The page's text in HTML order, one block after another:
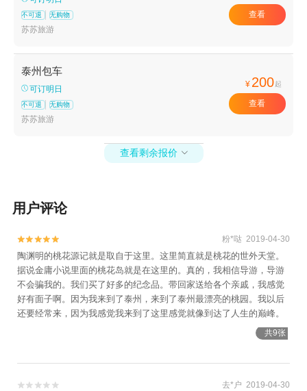
州天德湖公园+溱湖温泉中心+凤城河学政试院
+凤城河风景区+口岸雕花楼景区+泰州碧桂园温
泉+凤城生态园+溱湖湿地农业生态园+古寿圣寺
+泰州国际金陵大酒店烧烤自助+泰州希乐城+天
水雅居溱湖度假村+泰州凤城河田园牧歌景区+乌
巾荡水上乐园--已下线+云海湿地体育公园+兴化
桃花岛户外运动基地+拓展CS对抗红色旅游基地
+溱湖绿岛度假村拓展训练基地+天德湖水世界
身会所+万亩荷塘+兴化老街+香草湾薰衣草主题
巾荡柏兹温泉+凤城河画舫游船桃园码头+成家大
司马府+乌巾荡湿地公园+秋雪湖花卉博览园+兴
化县署+赵海仙洋楼+李园船厅+溱湖海昌海洋馆
+秋雪湖蝴蝶大世界+千垛·文化汤(正日大厦
店)+爱情海欢乐田园+戚氏进士第+孙氏四方楼
+蔚蓝星海洋动物王国(兴化吾悦店)+欢跳蹦床馆
（泰州万达店）+千垛景区--已下线+秋雪湖童话
森林+泰州海军舰艇文化园+乌巾荡乐园+溱潼会
+泰州市规划展示馆+溱湖绿洲度假村+兴化博物
馆+秋雪湖生态景区+溱湖湾狂欢水乐园1日游
不可退 无购物
苏苏旅游
查看
泰州包车
可订明日
不可退 无购物
苏苏旅游
¥ 200起
查看
查看剩余报价 
用户评论

 粉*哒 2019-04-30
陶渊明的桃花源记就是取自于这里。这里简直就是桃花的世外天堂。
据说金庸小说里面的桃花岛就是在这里的。真的，我相信导游，导游
不会骗我的。我们买了好多的纪念品。带回家送给各个亲戚，我感觉
好有面子啊。因为我来到了泰州，来到了泰州最漂亮的桃园。我以后
还要经常来，因为我感觉我来到了这里感觉就像到达了人生的巅峰。
共9张

 去*户 2019-04-30